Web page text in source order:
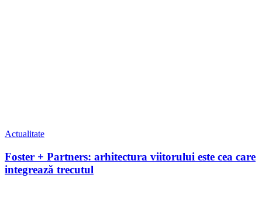
Actualitate
Foster + Partners: arhitectura viitorului este cea care
integrează trecutul